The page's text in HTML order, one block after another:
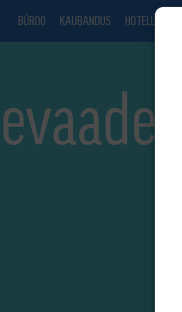
BÜROO KAUBANDUS HOTELL
1